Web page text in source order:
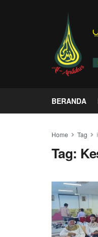
BERANDA
Home Tag
Tag: